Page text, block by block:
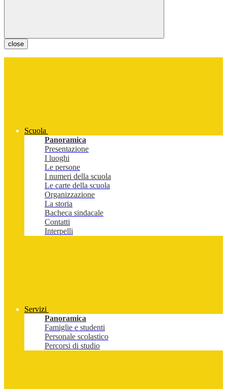
close
Scuola
Panoramica
Presentazione
I luoghi
Le persone
I numeri della scuola
Le carte della scuola
Organizzazione
La storia
Bacheca sindacale
Contatti
Interpelli
Servizi
Panoramica
Famiglie e studenti
Personale scolastico
Percorsi di studio